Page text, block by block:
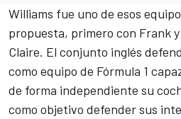
Williams fue uno de esos
propuesta, primero con Frank
Claire. El conjunto inglés
como equipo de Fórmula 1
de forma independiente su
como objetivo defender sus